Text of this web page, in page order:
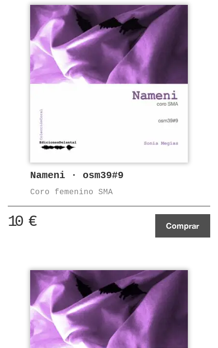
Nameni · osm39#9
Coro femenino SMA
10 € Comprar